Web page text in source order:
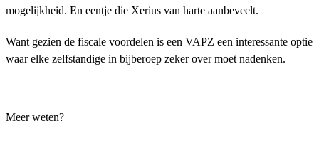
mogelijkheid. En eentje die Xerius van harte aanbeveelt.
Want gezien de fiscale voordelen is een VAPZ een interessante optie
waar elke zelfstandige in bijberoep zeker over moet nadenken.
Meer weten?